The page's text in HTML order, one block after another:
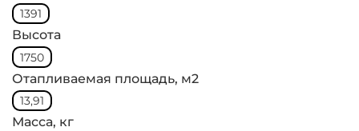
1391
Высота
1750
Отапливаемая площадь, м2
13,91
Масса, кг